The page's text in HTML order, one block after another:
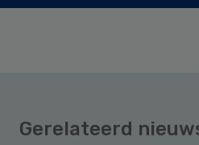
Gerelateerd